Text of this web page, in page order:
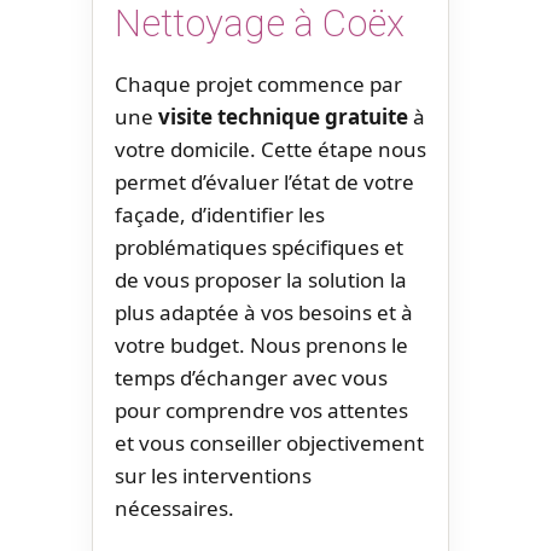
Nettoyage à Coëx
Chaque projet commence par
une visite technique gratuiteà
votre domicile. Cette étape nous
permet d’évaluer l’état de votre
façade, d’identifier les
problématiques spécifiques et
de vous proposer la solution la
plus adaptée à vos besoins et à
votre budget. Nous prenons le
temps d’échanger avec vous
pour comprendre vos attentes
et vous conseiller objectivement
sur les interventions
nécessaires.